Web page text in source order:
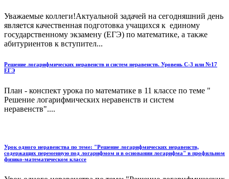
Уважаемые коллеги!Актуальной задачей на сегодняшний день
является качественная подготовка учащихся к единому
государственному экзамену (ЕГЭ) по математике, а также
абитуриентов к вступител...
Решение логарифмических неравенств и систем неравенств. Уровень С-3 или №17
ЕГЭ
План - конспект урока по математике в 11 классе по теме "
Решение логарифмических неравенств и систем
неравенств"....
Урок одного неравенства по теме: "Решение логарифмических неравенств,
содержащих переменную под логарифмом и в основании логарифма" в профильном
физико-математическом классе